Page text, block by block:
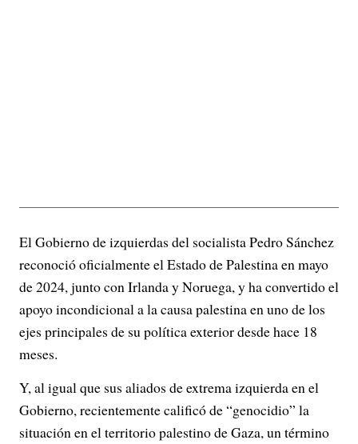
El Gobierno de izquierdas del socialista Pedro Sánchez
reconoció oficialmente el Estado de Palestina en mayo
de 2024, junto con Irlanda y Noruega, y ha convertido el
apoyo incondicional a la causa palestina en uno de los
ejes principales de su política exterior desde hace 18
meses.
Y, al igual que sus aliados de extrema izquierda en el
Gobierno, recientemente calificó de “genocidio” la
situación en el territorio palestino de Gaza, un término